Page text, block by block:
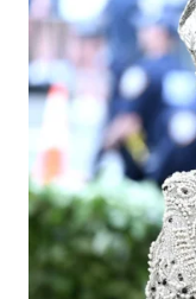
MALUKU
WN
MALUT
WN
DAIRI
WN
DANAU